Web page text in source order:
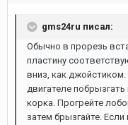
gms24ru писал:
Обычно в прорезь
пластину
вниз, как
двигателе
корка. Прогрейте
затем брызгайте.